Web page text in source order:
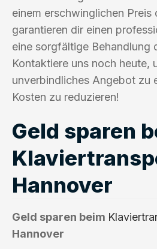
einem erschwinglichen
garantieren dir einen
eine sorgfältige Behandlung
Kontaktiere uns noch heute,
unverbindliches Angebot zu
Kosten zu reduzieren!
Geld sparen
Hannover
Geld sparen beim
Hannover